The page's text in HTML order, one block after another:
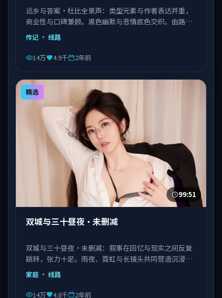
远乡与答案·杜比全景声：类型元素与作者表达并重，
商业性与口碑兼顾。黑色幽默与悲情底色交织。由路阳
执导，张译、肖战、杨紫琼等主演，中国香港出品，类
型为传记。
传记 · 线路
14万 4.9千 2年前
精选
99:51
双城与三十昼夜·未删减
双城与三十昼夜·未删减：叙事在回忆与现实之间反复
跳转，张力十足。雨夜、霓虹与长镜头共同营造沉浸氛
围。由陈凯歌执导，佟丽娅、马丽、瑛太等主演，韩国
出品，类型为家庭。
家庭 · 线路
14万 4.8千 2年前